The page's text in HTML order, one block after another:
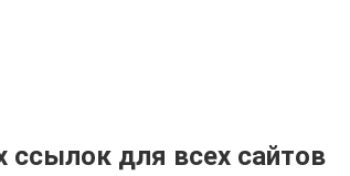
ссылок для всех сайтов